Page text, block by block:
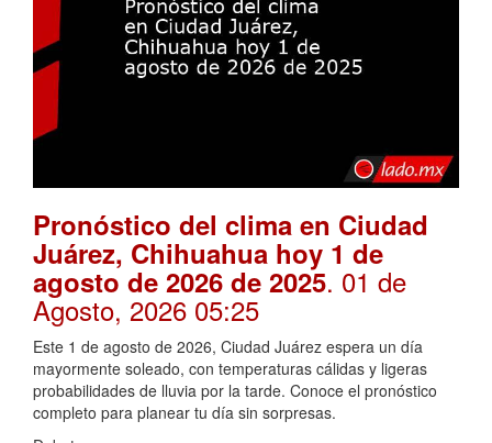
Pronóstico del clima en Ciudad
Juárez, Chihuahua hoy 1 de
agosto de 2026 de 2025. 01 de
Agosto, 2026 05:25
Este 1 de agosto de 2026, Ciudad Juárez espera un día
mayormente soleado, con temperaturas cálidas y ligeras
probabilidades de lluvia por la tarde. Conoce el pronóstico
completo para planear tu día sin sorpresas.